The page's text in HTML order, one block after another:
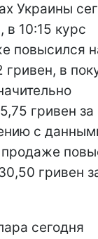
Украины
в 10:15 курс
повысился
в
гривен за
с
продаже
гривен
сегодня